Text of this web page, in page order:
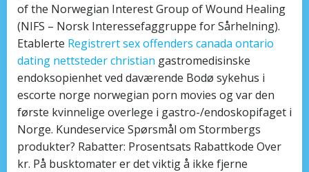
of the Norwegian Interest Group of Wound Healing
(NIFS – Norsk Interessefaggruppe for Sårhelning).
Etablerte Registrert sex offenders canada ontario
dating nettsteder christian gastromedisinske
endoksopienhet ved daværende Bodø sykehus i
escorte norge norwegian porn movies og var den
første kvinnelige overlege i gastro-/endoskopifaget i
Norge. Kundeservice Spørsmål om Stormbergs
produkter? Rabatter: Prosentsats Rabattkode Over
kr. På busktomater er det viktig å ikke fjerne